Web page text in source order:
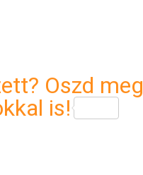
Oszd meg
is!